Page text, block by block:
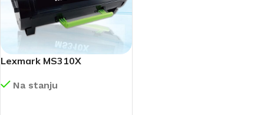
Lexmark MS310X
Na stanju